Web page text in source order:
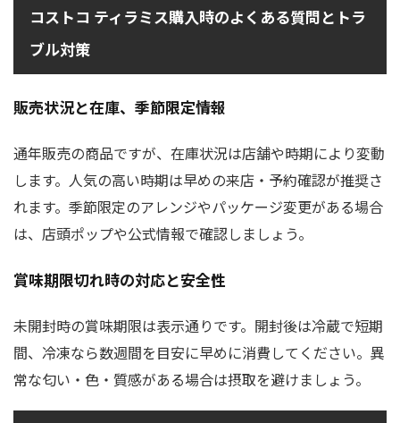
コストコ ティラミス購入時のよくある質問とトラ
ブル対策
販売状況と在庫、季節限定情報
通年販売の商品ですが、在庫状況は店舗や時期により変動
します。人気の高い時期は早めの来店・予約確認が推奨さ
れます。季節限定のアレンジやパッケージ変更がある場合
は、店頭ポップや公式情報で確認しましょう。
賞味期限切れ時の対応と安全性
未開封時の賞味期限は表示通りです。開封後は冷蔵で短期
間、冷凍なら数週間を目安に早めに消費してください。異
常な匂い・色・質感がある場合は摂取を避けましょう。